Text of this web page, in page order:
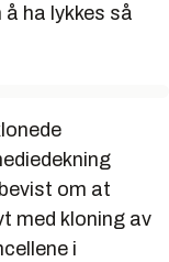
ha lykkes så
om at
med kloning av
i